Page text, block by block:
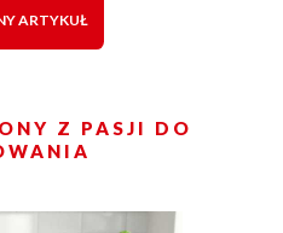
ARTYKUŁ
Z PASJI DO